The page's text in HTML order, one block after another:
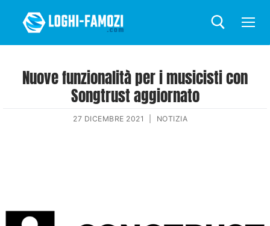
Nuove funzionalità per i musicisti con
Songtrust aggiornato
27 DICEMBRE 2021 NOTIZIA